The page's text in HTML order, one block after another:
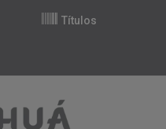
Títulos